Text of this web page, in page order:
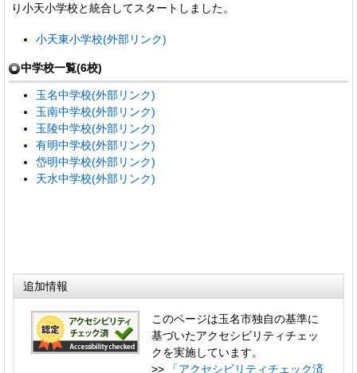
り小天小学校と統合してスタートしました。
小天東小学校(外部リンク)
中学校一覧(6校)
玉名中学校(外部リンク)
玉南中学校(外部リンク)
玉陵中学校(外部リンク)
有明中学校(外部リンク)
岱明中学校(外部リンク)
天水中学校(外部リンク)
追加情報
このページは玉名市独自の基準に
基づいたアクセシビリティチェッ
クを実施しています。
>>
「アクセシビリティチェック済